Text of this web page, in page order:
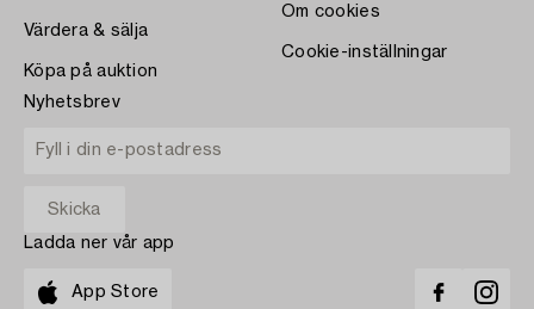
Värdera & sälja
Köpa på auktion
Om cookies
Cookie-inställningar
Nyhetsbrev
Ladda ner vår app
App Store